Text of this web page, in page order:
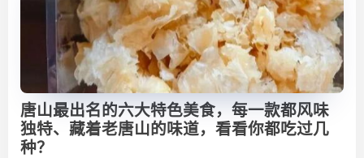
唐山最出名的六大特色美食，每一款都风味
独特、藏着老唐山的味道，看看你都吃过几
种？